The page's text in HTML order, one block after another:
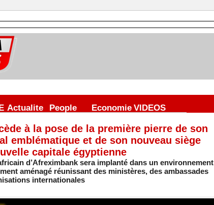
Actualite People Economie VIDEOS
à la pose de la première pierre de son
emblématique et de son nouveau siège
capitale égyptienne
d’Afreximbank sera implanté dans un environnement
aménagé réunissant des ministères, des ambassades
internationales